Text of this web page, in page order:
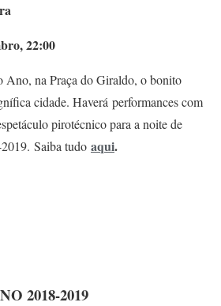
22:00
Ano, na Praça do Giraldo, o bonito
cidade. Haverá performances com
pirotécnico para a noite de
Saiba tudo aqui.
2018-2019